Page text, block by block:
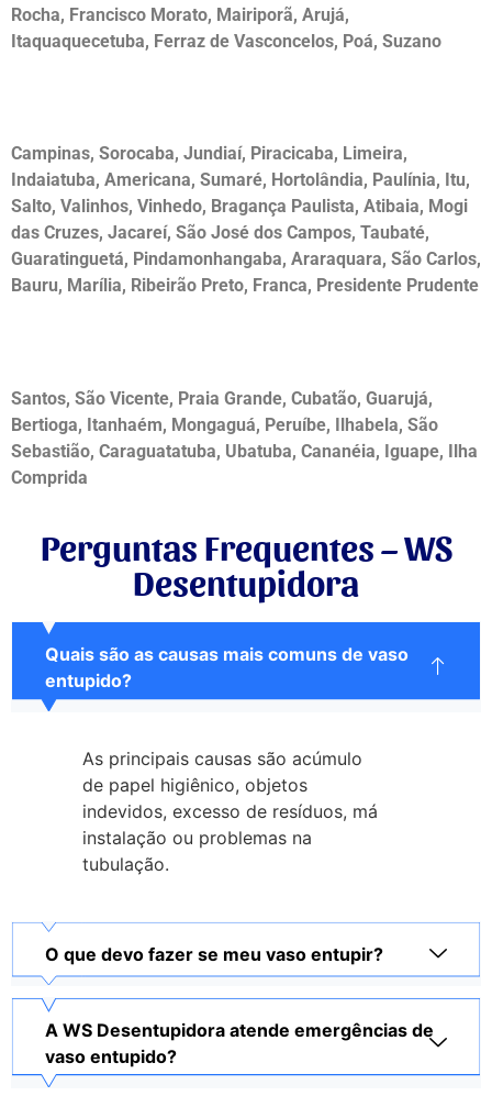
Rocha, Francisco Morato, Mairiporã, Arujá,
Itaquaquecetuba, Ferraz de Vasconcelos, Poá, Suzano
Campinas, Sorocaba, Jundiaí, Piracicaba, Limeira,
Indaiatuba, Americana, Sumaré, Hortolândia, Paulínia, Itu,
Salto, Valinhos, Vinhedo, Bragança Paulista, Atibaia, Mogi
das Cruzes, Jacareí, São José dos Campos, Taubaté,
Guaratinguetá, Pindamonhangaba, Araraquara, São Carlos,
Bauru, Marília, Ribeirão Preto, Franca, Presidente Prudente
Santos, São Vicente, Praia Grande, Cubatão, Guarujá,
Bertioga, Itanhaém, Mongaguá, Peruíbe, Ilhabela, São
Sebastião, Caraguatatuba, Ubatuba, Cananéia, Iguape, Ilha
Comprida
Perguntas Frequentes – WS
Desentupidora
Quais são as causas mais comuns de vaso
entupido?
As principais causas são acúmulo
de papel higiênico, objetos
indevidos, excesso de resíduos, má
instalação ou problemas na
tubulação.
O que devo fazer se meu vaso entupir?
A WS Desentupidora atende emergências de
vaso entupido?